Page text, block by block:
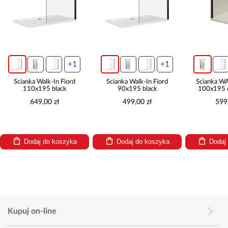
+1
Ścianka Walk-In Fiord
110x195 black
649,00 zł
Dodaj do koszyka
+1
Ścianka Walk-In Fiord
90x195 black
499,00 zł
Dodaj do koszyka
Ścianka
100x195
Kupuj on-line